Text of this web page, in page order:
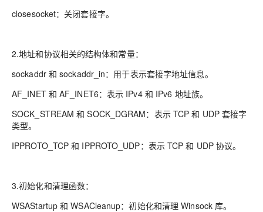
closesocket：关闭套接字。
2.地址和协议相关的结构体和常量：
sockaddr 和 sockaddr_in：用于表示套接字地址信息。
AF_INET 和 AF_INET6：表示 IPv4 和 IPv6 地址族。
SOCK_STREAM 和 SOCK_DGRAM：表示 TCP 和 UDP 套接字
类型。
IPPROTO_TCP 和 IPPROTO_UDP：表示 TCP 和 UDP 协议。
3.初始化和清理函数：
WSAStartup 和 WSACleanup：初始化和清理 Winsock 库。